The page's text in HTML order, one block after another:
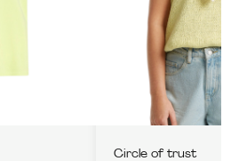
Circle of trust